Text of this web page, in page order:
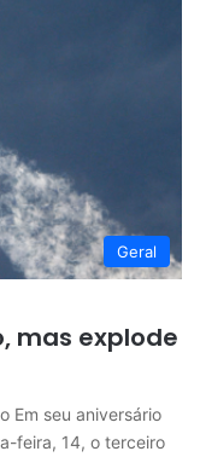
Geral
mas explode
Em seu aniversário
feira, 14, o terceiro